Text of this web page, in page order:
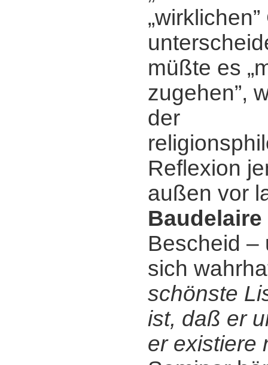
müßte es
zugehen”,
der
Reflexion
außen vor
Baudelaire
Bescheid ‒
sich
schönste
ist, daß er
er existiere